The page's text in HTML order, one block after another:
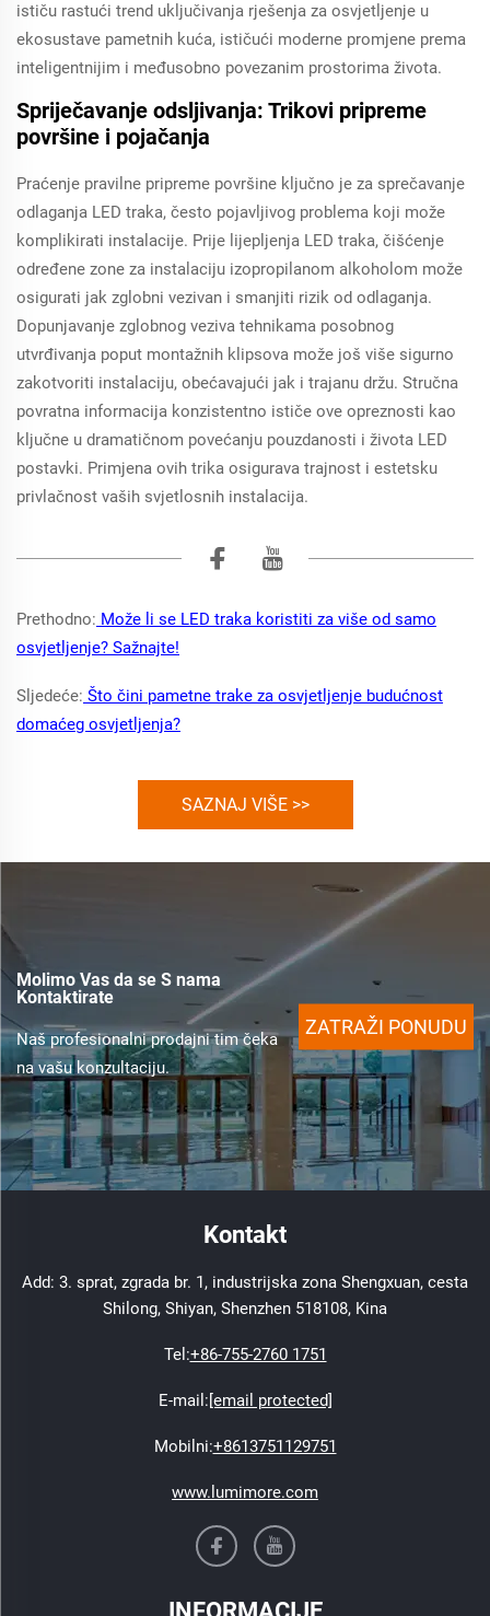
ističu rastući trend uključivanja rješenja za osvjetljenje u
ekosustave pametnih kuća, ističući moderne promjene prema
inteligentnijim i međusobno povezanim prostorima života.
Spriječavanje odsljivanja: Trikovi pripreme
površine i pojačanja
Praćenje pravilne pripreme površine ključno je za sprečavanje
odlaganja LED traka, često pojavljivog problema koji može
komplikirati instalacije. Prije lijepljenja LED traka, čišćenje
određene zone za instalaciju izopropilanom alkoholom može
osigurati jak zglobni vezivan i smanjiti rizik od odlaganja.
Dopunjavanje zglobnog veziva tehnikama posobnog
utvrđivanja poput montažnih klipsova može još više sigurno
zakotvoriti instalaciju, obećavajući jak i trajanu držu. Stručna
povratna informacija konzistentno ističe ove opreznosti kao
ključne u dramatičnom povećanju pouzdanosti i života LED
postavki. Primjena ovih trika osigurava trajnost i estetsku
privlačnost vaših svjetlosnih instalacija.
Prethodno: Može li se LED traka koristiti za više od samo
osvjetljenje? Sažnajte!
Sljedeće: Što čini pametne trake za osvjetljenje budućnost
domaćeg osvjetljenja?
SAZNAJ VIŠE >>
Molimo Vas da se S nama
Kontaktirate
Naš profesionalni prodajni tim čeka
na vašu konzultaciju.
ZATRAŽI PONUDU
Kontakt
Add: 3. sprat, zgrada br. 1, industrijska zona Shengxuan, cesta
Shilong, Shiyan, Shenzhen 518108, Kina
Tel:+86-755-2760 1751
E-mail:[email protected]
Mobilni:+8613751129751
www.lumimore.com